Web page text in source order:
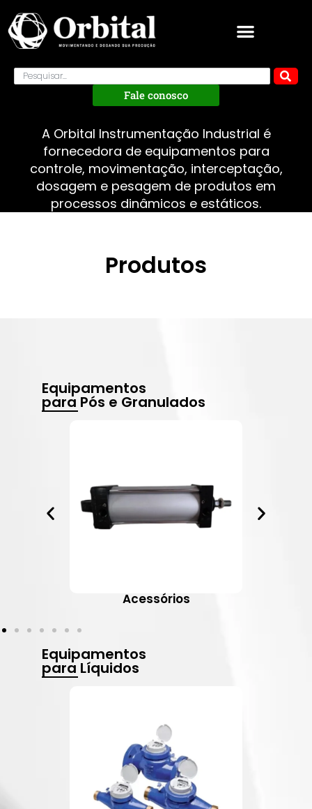
Fale conosco
A Orbital Instrumentação Industrial é
fornecedora de equipamentos para
controle, movimentação, interceptação,
dosagem e pesagem de produtos em
processos dinâmicos e estáticos.
Produtos
Equipamentos
para Pós e Granulados
Acessórios
Equipamentos
para Líquidos